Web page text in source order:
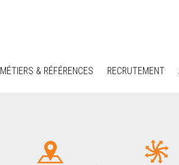
MÉTIERS & RÉFÉRENCES RECRUTEMENT